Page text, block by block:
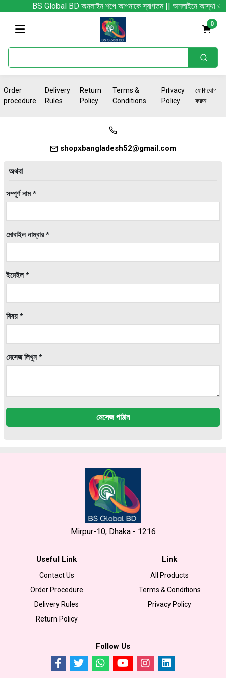
BS Global BD অনলাইন শপে আপনাকে স্বাগতম || অনলাইনে আস্থা ও
0
Order
procedure
Delivery
Rules
Return
Policy
Terms &
Conditions
Privacy
Policy
যোগাযোগ
করুন
shopxbangladesh52@gmail.com
অথবা
সম্পূর্ণ নাম *
মোবাইল নাম্বার *
ইমেইল *
বিষয় *
মেসেজ লিখুন *
মেসেজ পাঠান
Mirpur-10, Dhaka - 1216
Useful Link
Contact Us
Order Procedure
Delivery Rules
Return Policy
Link
All Products
Terms & Conditions
Privacy Policy
Follow Us